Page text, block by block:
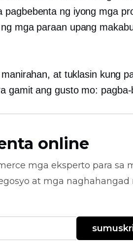
pagbebenta ng iyong mga
mga paraan upang
at tuklasin kung
gamit ang gusto mo: pagba-
online
mga eksperto para sa
at mga naghahangad